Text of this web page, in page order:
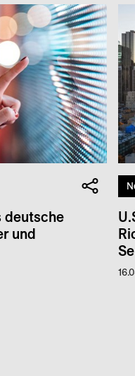
deutsche
und